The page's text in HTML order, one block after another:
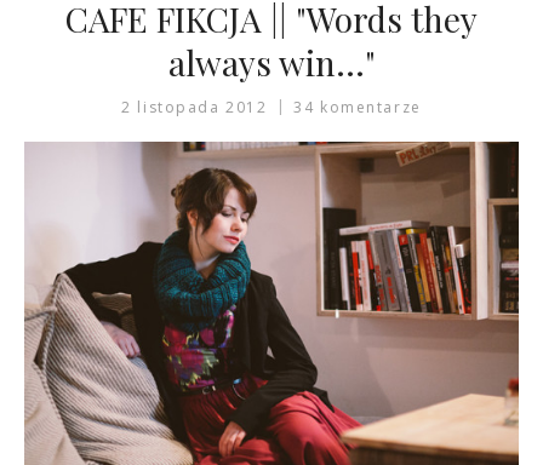
CAFE FIKCJA || "Words they
always win…"
2 listopada 2012 34 komentarze